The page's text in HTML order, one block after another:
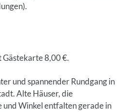
8,00 €.
und spannender Rundgang in
Alte Häuser, die
Winkel entfalten gerade in